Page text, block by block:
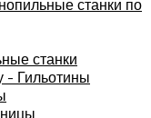
станки по
станки
- Гильотины